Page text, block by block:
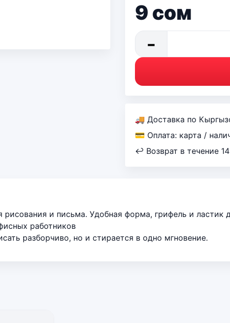
9 сом
−
🚚 Доставка по
💳 Оплата: карта /
↩ Возврат в течение
и письма. Удобная форма, грифель и ластик
работников
разборчиво, но и стирается в одно мгновение.